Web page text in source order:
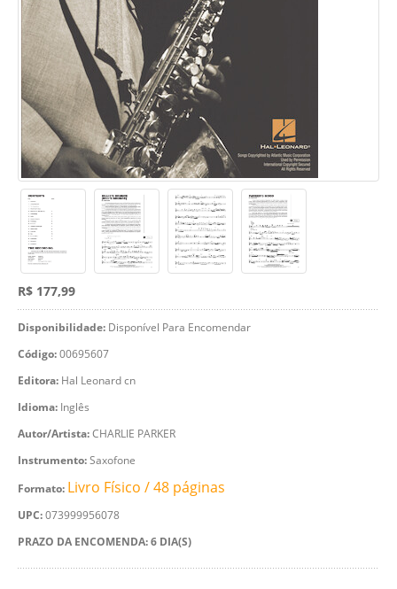
R$ 177,99
Disponibilidade: Disponível Para Encomendar
Código:00695607
Editora: Hal Leonard cn
Idioma: Inglês
Autor/Artista:CHARLIE PARKER
Instrumento:Saxofone
Formato: Livro Físico / 48 páginas
UPC:073999956078
PRAZO DA ENCOMENDA: 6 DIA(S)